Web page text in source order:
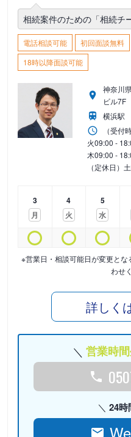
相続案件のための「相続チ
電話相談可能 初回面談無料
18時以降面談可能
神奈川
ビル7F
横浜駅
（受付
火09:00 -
木09:00 -
（定休日）
3
月
4
火
5
水
※営業日・相談可能日が変更と
わせ
詳しく
営業時
24時